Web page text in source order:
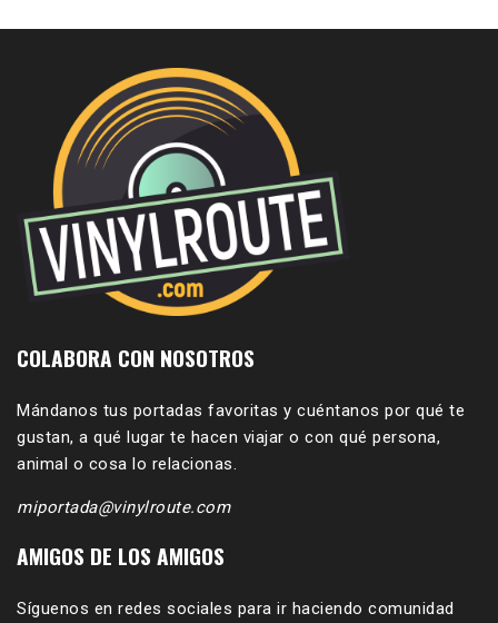
COLABORA CON NOSOTROS
Mándanos tus portadas favoritas y cuéntanos por qué te
gustan, a qué lugar te hacen viajar o con qué persona,
animal o cosa lo relacionas.
miportada@vinylroute.com
AMIGOS DE LOS AMIGOS
Síguenos en redes sociales para ir haciendo comunidad